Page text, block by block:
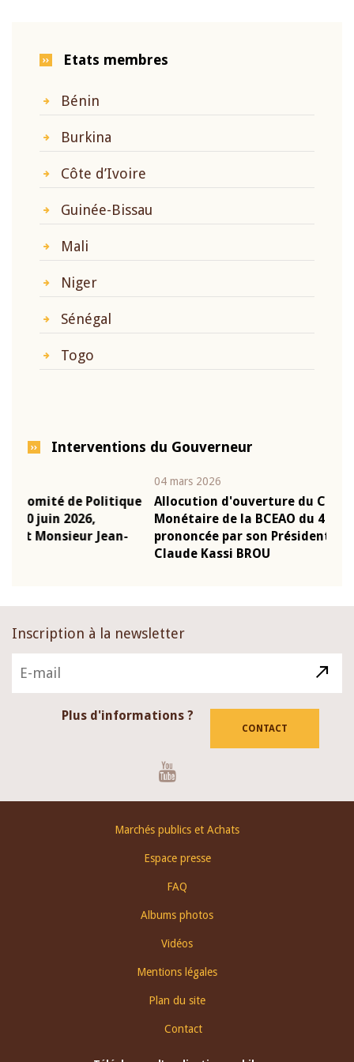
Etats membres
Bénin
Burkina
Côte d’Ivoire
Guinée-Bissau
Mali
Niger
Sénégal
Togo
Interventions du Gouverneur
Allocution d'ouverture du Comité de Politique
Monétaire de la BCEAO du 4 mars 2026,
prononcée par son Président Monsieur Jean-
Claude Kassi BROU
Inscription à la newsletter
Plus d'informations ?
CONTACT
Marchés publics et Achats
Espace presse
FAQ
Albums photos
Vidéos
Mentions légales
Plan du site
Contact